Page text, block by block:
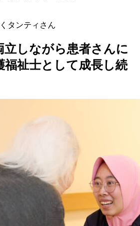
タンティさん
立しながら患者さんに
福祉士として成長し続